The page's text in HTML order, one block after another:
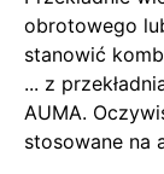
obrotowego
stanowić
... z
AUMA.
stosowane na